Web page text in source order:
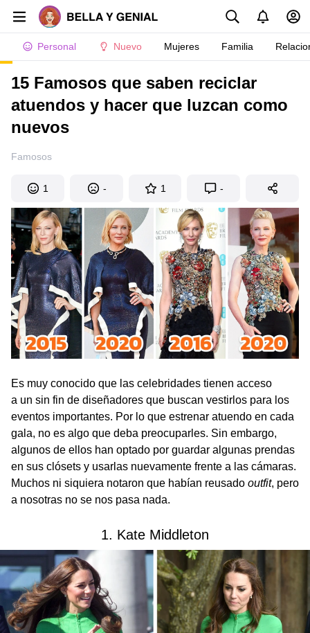
Personal Nuevo Mujeres Familia
15 Famosos que saben reciclar
atuendos y hacer que luzcan como
nuevos
Famosos
1 - 1 -
Es muy conocido que las celebridades tienen acceso
a un sin fin de diseñadores que buscan vestirlos para los
eventos importantes. Por lo que estrenar atuendo en cada
gala, no es algo que deba preocuparles. Sin embargo,
algunos de ellos han optado por guardar algunas prendas
en sus clósets y usarlas nuevamente frente a las cámaras.
Muchos ni siquiera notaron que habían reusado outfit, pero
a nosotras no se nos pasa nada.
1. Kate Middleton